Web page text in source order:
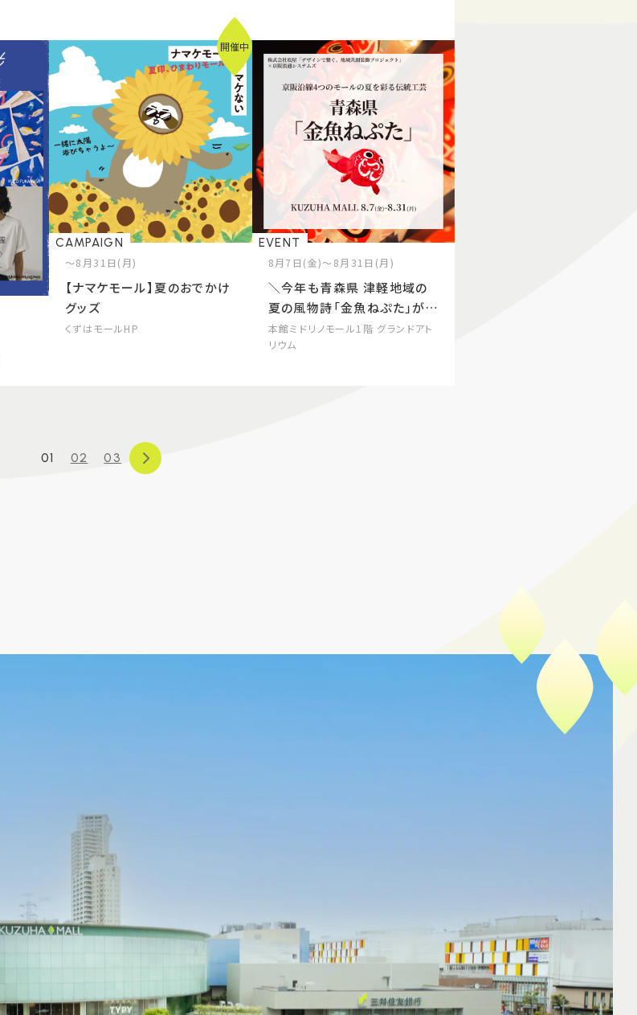
開催中
CAMPAIGN
～8月31日(月)
【ナマケモール】夏のおでかけ
グッズ
くずはモールHP
EVENT
8月7日(金)～8月31日(月)
＼今年も青森県 津軽地域の
夏の風物詩「金魚ねぷた」が登
場／
本館ミドリノモール1階 グランドアト
リウム
01 02 03